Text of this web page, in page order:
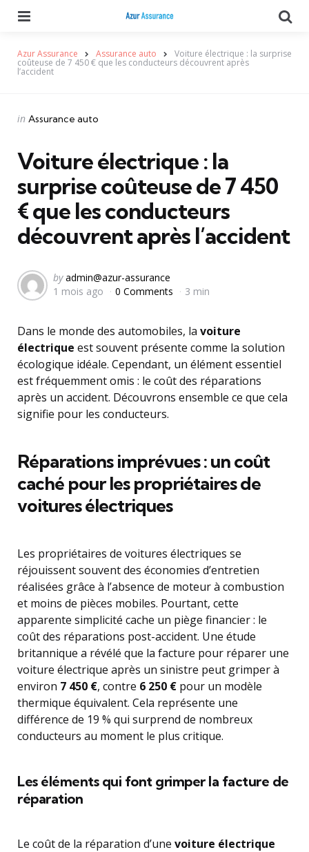
Azur Assurance Assurance auto Voiture électrique : la surprise
coûteuse de 7 450 € que les conducteurs découvrent après
l’accident
Categories
Posted
in Assurance auto
Voiture électrique : la
surprise coûteuse de 7 450
€ que les conducteurs
découvrent après l’accident
Posted
by
by admin@azur-assurance
1 mois ago
0 Comments 3 min
Dans le monde des automobiles, la voiture
électrique est souvent présente comme la solution
écologique idéale. Cependant, un élément essentiel
est fréquemment omis : le coût des réparations
après un accident. Découvrons ensemble ce que cela
signifie pour les conducteurs.
Réparations imprévues : un coût
caché pour les propriétaires de
voitures électriques
Les propriétaires de voitures électriques se
réjouissent souvent des économies d’entretien
réalisées grâce à l’absence de moteur à combustion
et moins de pièces mobiles. Pourtant, cette
apparente simplicité cache un piège financier : le
coût des réparations post-accident. Une étude
britannique a révélé que la facture pour réparer une
voiture électrique après un sinistre peut grimper à
environ 7 450 €, contre 6 250 € pour un modèle
thermique équivalent. Cela représente une
différence de 19 % qui surprend de nombreux
conducteurs au moment le plus critique.
Les éléments qui font grimper la facture de
réparation
Le coût de la réparation d’une voiture électrique